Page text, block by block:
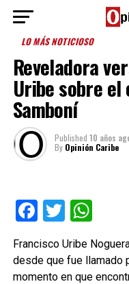
LO MÁS NOTICIOSO
Reveladora
Uribe sobre el
Samboní
Published 10 años
By Opinión Caribe
Facebook
Twitter
Francisco Uribe
desde que fue llamado
momento en que